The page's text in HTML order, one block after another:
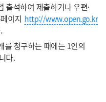
출석하여 제출하거나 우편·
이지 http://www.open.go.kr
를 청구하는 때에는 1인의
다.